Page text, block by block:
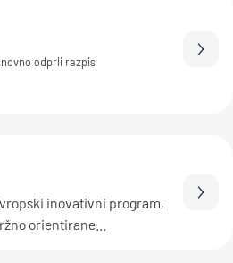
odprli razpis
inovativni program,
orientirane...